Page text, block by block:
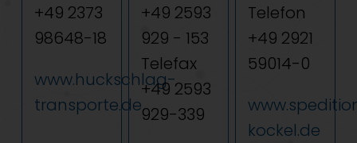
+49 2373
98648-18
www.huckschlag-
transporte.de
+49 2593
929 - 153
Telefax
+49 2593
929-339
Telefon
+49 2921
59014-0
kockel.de